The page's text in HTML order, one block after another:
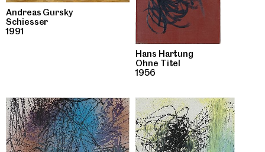
Andreas Gursky
Schiesser
1991
Hans Hartung
Ohne Titel
1956